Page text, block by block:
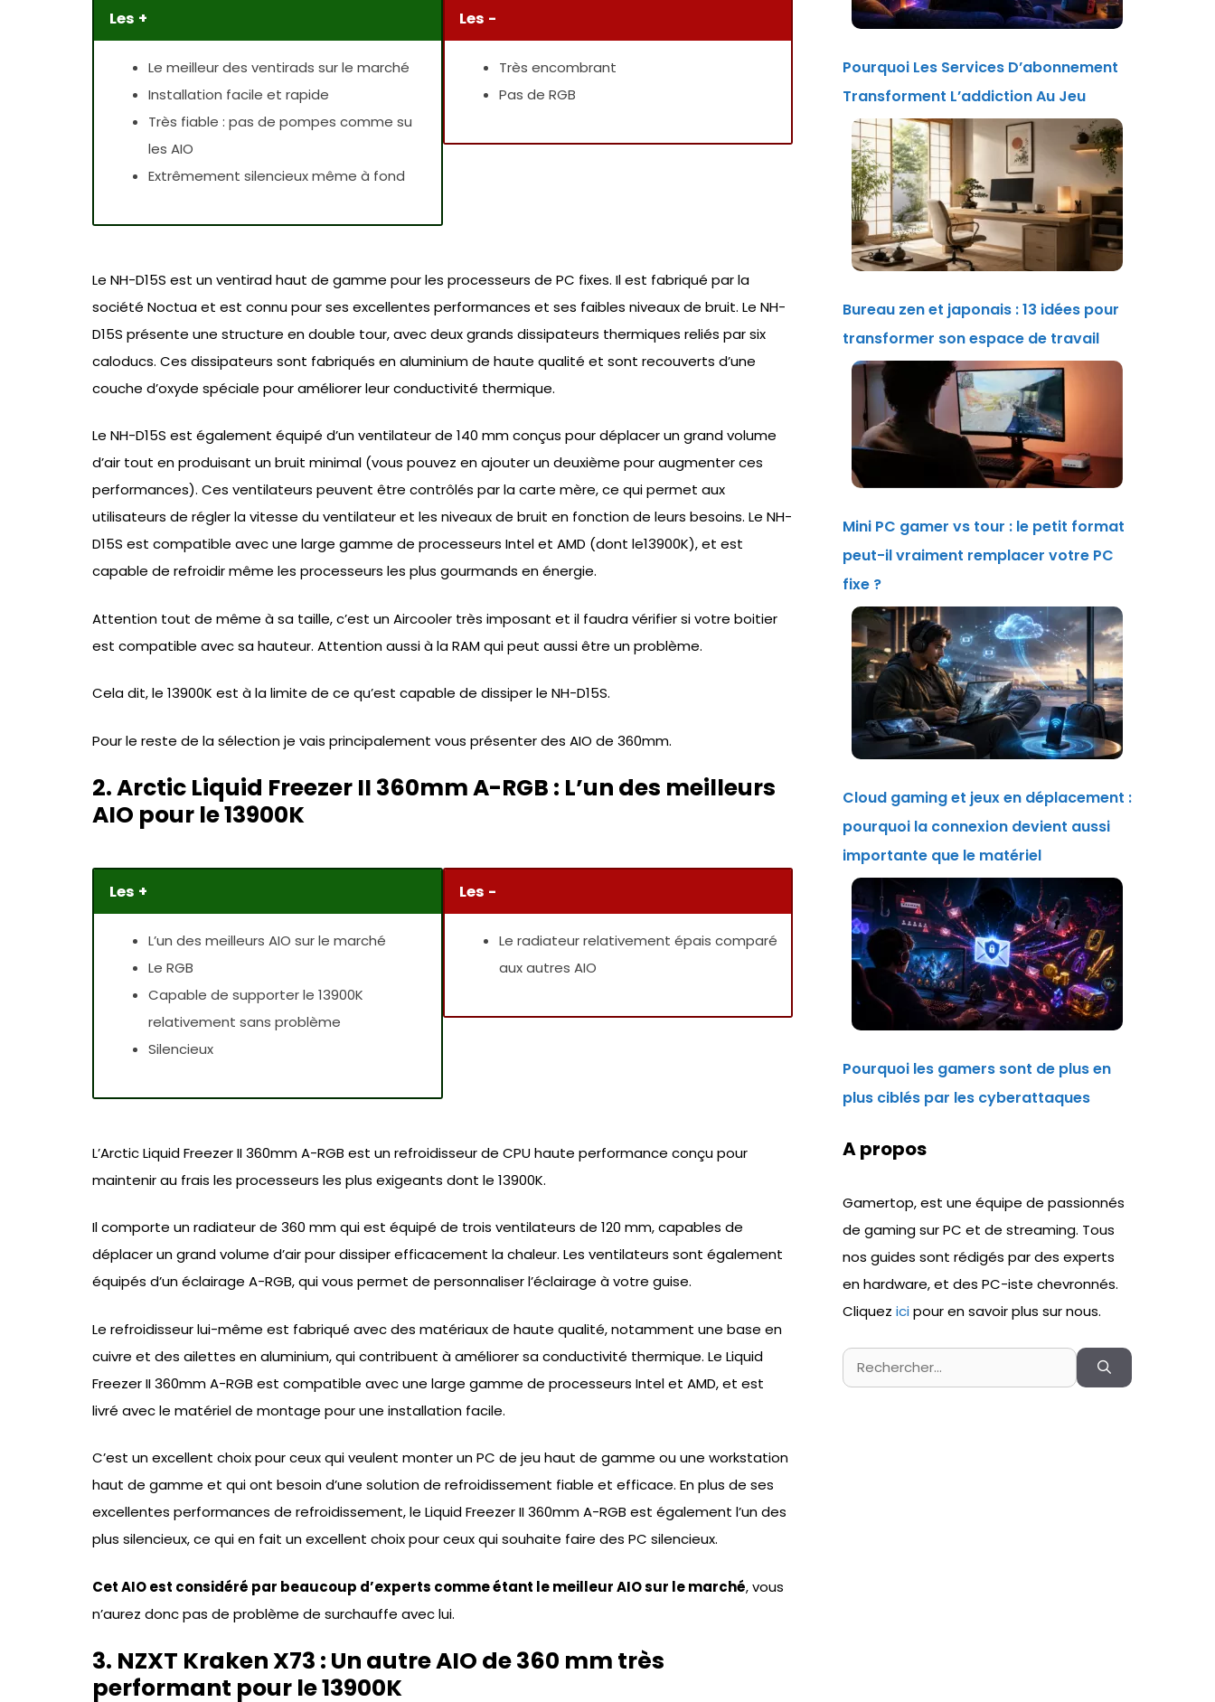
Les +
Le meilleur des ventirads sur le marché
Installation facile et rapide
Très fiable : pas de pompes comme su
les AIO
Extrêmement silencieux même à fond
Les -
Très encombrant
Pas de RGB
Le NH-D15S est un ventirad haut de gamme pour les processeurs de PC fixes. Il est fabriqué par la
société Noctua et est connu pour ses excellentes performances et ses faibles niveaux de bruit. Le NH-
D15S présente une structure en double tour, avec deux grands dissipateurs thermiques reliés par six
caloducs. Ces dissipateurs sont fabriqués en aluminium de haute qualité et sont recouverts d’une
couche d’oxyde spéciale pour améliorer leur conductivité thermique.
Le NH-D15S est également équipé d’un ventilateur de 140 mm conçus pour déplacer un grand volume
d’air tout en produisant un bruit minimal (vous pouvez en ajouter un deuxième pour augmenter ces
performances). Ces ventilateurs peuvent être contrôlés par la carte mère, ce qui permet aux
utilisateurs de régler la vitesse du ventilateur et les niveaux de bruit en fonction de leurs besoins. Le NH-
D15S est compatible avec une large gamme de processeurs Intel et AMD (dont le13900K), et est
capable de refroidir même les processeurs les plus gourmands en énergie.
Attention tout de même à sa taille, c’est un Aircooler très imposant et il faudra vérifier si votre boitier
est compatible avec sa hauteur. Attention aussi à la RAM qui peut aussi être un problème.
Cela dit, le 13900K est à la limite de ce qu’est capable de dissiper le NH-D15S.
Pour le reste de la sélection je vais principalement vous présenter des AIO de 360mm.
2. Arctic Liquid Freezer II 360mm A-RGB : L’un des meilleurs
AIO pour le 13900K
Les +
L’un des meilleurs AIO sur le marché
Le RGB
Capable de supporter le 13900K
relativement sans problème
Silencieux
Les -
Le radiateur relativement épais comparé
aux autres AIO
L’Arctic Liquid Freezer II 360mm A-RGB est un refroidisseur de CPU haute performance conçu pour
maintenir au frais les processeurs les plus exigeants dont le 13900K.
Il comporte un radiateur de 360 mm qui est équipé de trois ventilateurs de 120 mm, capables de
déplacer un grand volume d’air pour dissiper efficacement la chaleur. Les ventilateurs sont également
équipés d’un éclairage A-RGB, qui vous permet de personnaliser l’éclairage à votre guise.
Le refroidisseur lui-même est fabriqué avec des matériaux de haute qualité, notamment une base en
cuivre et des ailettes en aluminium, qui contribuent à améliorer sa conductivité thermique. Le Liquid
Freezer II 360mm A-RGB est compatible avec une large gamme de processeurs Intel et AMD, et est
livré avec le matériel de montage pour une installation facile.
C’est un excellent choix pour ceux qui veulent monter un PC de jeu haut de gamme ou une workstation
haut de gamme et qui ont besoin d’une solution de refroidissement fiable et efficace. En plus de ses
excellentes performances de refroidissement, le Liquid Freezer II 360mm A-RGB est également l’un des
plus silencieux, ce qui en fait un excellent choix pour ceux qui souhaite faire des PC silencieux.
Cet AIO est considéré par beaucoup d’experts comme étant le meilleur AIO sur le marché, vous
n’aurez donc pas de problème de surchauffe avec lui.
3. NZXT Kraken X73 : Un autre AIO de 360 mm très
performant pour le 13900K
Pourquoi Les Services D’abonnement
Transforment L’addiction Au Jeu
Bureau zen et japonais : 13 idées pour
transformer son espace de travail
Mini PC gamer vs tour : le petit format
peut-il vraiment remplacer votre PC
fixe ?
Cloud gaming et jeux en déplacement :
pourquoi la connexion devient aussi
importante que le matériel
Pourquoi les gamers sont de plus en
plus ciblés par les cyberattaques
A propos
Gamertop, est une équipe de passionnés
de gaming sur PC et de streaming. Tous
nos guides sont rédigés par des experts
en hardware, et des PC-iste chevronnés.
Cliquez icipour en savoir plus sur nous.
Rechercher :